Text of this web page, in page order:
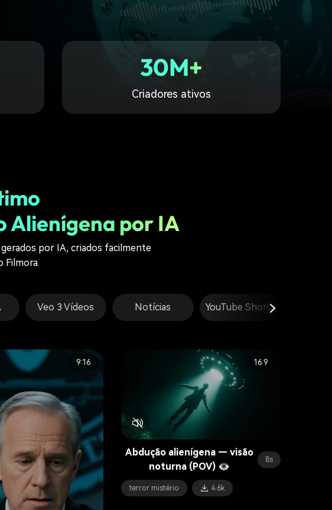
30M+
Criadores ativos
Alienígena por IA
por IA, criados facilmente
Filmora.
Veo 3 Vídeos Notícias YouTube Shorts
9:16 16:9
Abdução alienígena — visão
noturna (POV) 👁️
8s
terror mistério 4.6k